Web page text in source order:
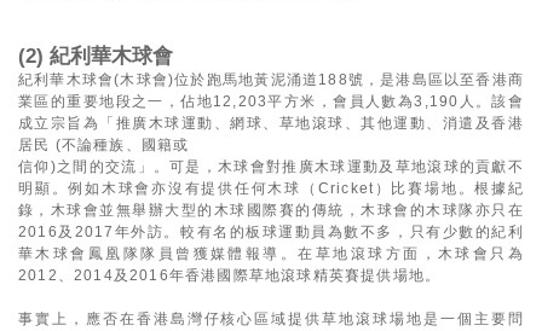
(2) 紀利華木球會
紀利華木球會(木球會)位於跑馬地黃泥涌道188號，是港島區以至香港商
業區的重要地段之一，佔地12,203平方米，會員人數為3,190人。該會
成立宗旨為「推廣木球運動、網球、草地滾球、其他運動、消遣及香港
居民 (不論種族、國籍或
信仰)之間的交流」。可是，木球會對推廣木球運動及草地滾球的貢獻不
明顯。例如木球會亦沒有提供任何木球（Cricket）比賽場地。根據紀
錄，木球會並無舉辦大型的木球國際賽的傳統，木球會的木球隊亦只在
2016及2017年外訪。較有名的板球運動員為數不多，只有少數的紀利
華木球會鳳凰隊隊員曾獲媒體報導。在草地滾球方面，木球會只為
2012、2014及2016年香港國際草地滾球精英賽提供場地。
事實上，應否在香港島灣仔核心區域提供草地滾球場地是一個主要問